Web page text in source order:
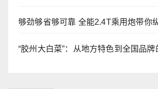
够劲够省够可靠 全能2.4T乘用炮带你
“胶州大白菜”：从地方特色到全国品